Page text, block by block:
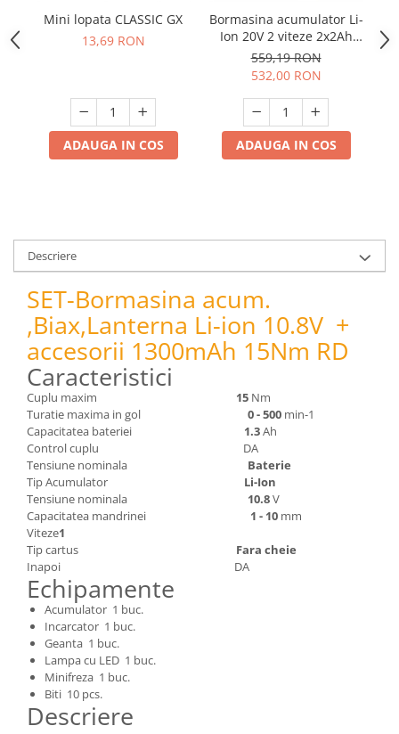
Cricuri pneumatice
Prese Hidraulice
Prese de indoit tevi hidraulice
Echipamente electrice
Benzi izolatoare
Unelte de mana
Scule pneumatice
Podele hidraulice & Presa de banc
& Truse reparatii caroserie
Cabluri si incarcatoare acumulator
Echipamente de ridicat
Chinga ancorare
Depozitare si organizare
Freza de zapada
Echipamente de curatenie
Mini lopata CLASSIC GX
13,69 RON
ADAUGA IN COS
Bormasina acumulator Li-
Ion 20V 2 viteze 2x2Ah
58Nm adaptor 90° RDP-
CDL21
559,19 RON
532,00 RON
ADAUGA IN COS
Descriere
SET-Bormasina acum.
,Biax,Lanterna Li-ion 10.8V +
accesorii 1300mAh 15Nm RD
Caracteristici
Cuplu maxim 15 Nm
Turatie maxima in gol 0 - 500 min-1
Capacitatea bateriei 1.3Ah
Control cuplu DA
Tensiune nominala Baterie
Tip Acumulator Li-Ion
Tensiune nominala 10.8V
Capacitatea mandrinei 1 - 10 mm
Viteze1
Tip cartus Fara cheie
Inapoi DA
Echipamente
Acumulator 1 buc.
Incarcator 1 buc.
Geanta 1 buc.
Lampa cu LED 1 buc.
Minifreza 1 buc.
Biti 10 pcs.
Descriere